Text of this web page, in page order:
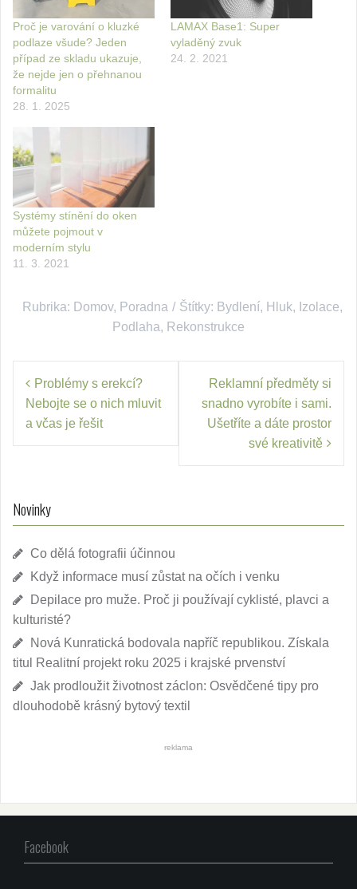
Proč je varování o kluzké
podlaze všude? Jeden
případ ze skladu ukazuje,
že nejde jen o přehnanou
formalitu
28. 1. 2025
LAMAX Base1: Super
vyladěný zvuk
24. 2. 2021
Systémy stínění do oken
můžete pojmout v
moderním stylu
11. 3. 2021
Rubrika: Domov, Poradna Štítky: Bydlení, Hluk, Izolace,
Podlaha, Rekonstrukce
Navigace
pro
příspěvek
Problémy s erekcí?
Nebojte se o nich mluvit
a včas je řešit
Reklamní předměty si
snadno vyrobíte i sami.
Ušetříte a dáte prostor
své kreativitě
Novinky
Co dělá fotografii účinnou
Když informace musí zůstat na očích i venku
Depilace pro muže. Proč ji používají cyklisté, plavci a
kulturisté?
Nová Kunratická bodovala napříč republikou. Získala
titul Realitní projekt roku 2025 i krajské prvenství
Jak prodloužit životnost záclon: Osvědčené tipy pro
dlouhodobě krásný bytový textil
reklama
Facebook